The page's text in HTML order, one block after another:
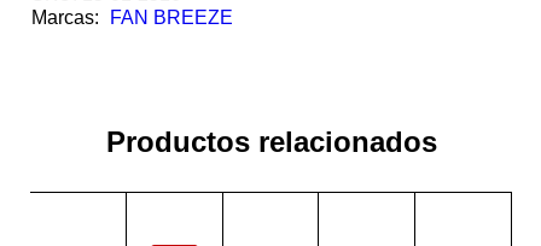
Marcas:
FAN BREEZE
Productos relacionados